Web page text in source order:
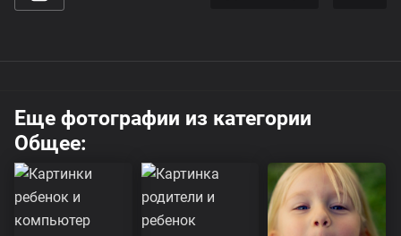
Еще фотографии из категории
Общее: